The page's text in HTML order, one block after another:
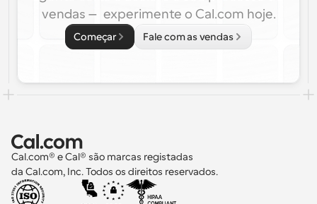
vendas — experimente o Cal.com hoje.
Começar Fale com as vendas
Cal.com® e Cal® são marcas registadas
da Cal.com, Inc. Todos os direitos reservados.